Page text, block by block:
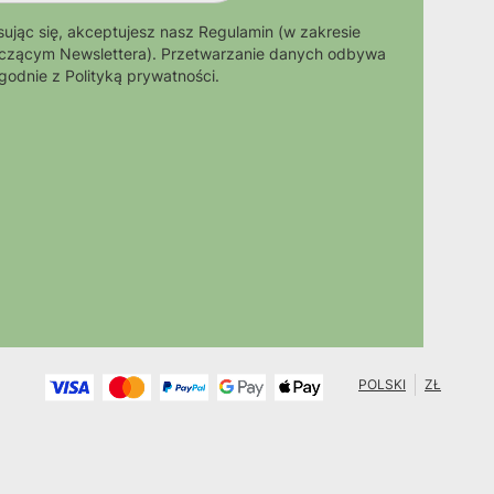
się, akceptujesz nasz Regulamin (w zakresie
Newslettera). Przetwarzanie danych odbywa
z Polityką prywatności.
POLSKI ZŁ